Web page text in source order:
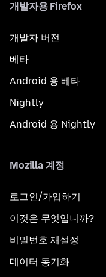
개발자용 Firefox
개발자 버전
베타
Android 용 베타
Nightly
Android 용 Nightly
Mozilla 계정
로그인/가입하기
이것은 무엇입니까?
비밀번호 재설정
데이터 동기화